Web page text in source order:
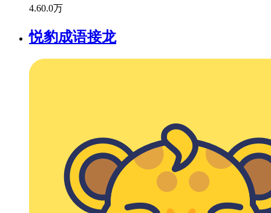
4.60.0万
悦豹成语接龙